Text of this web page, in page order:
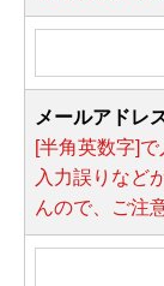
メールアドレ
[半角英数字]
入力誤りなど
んので、ご注